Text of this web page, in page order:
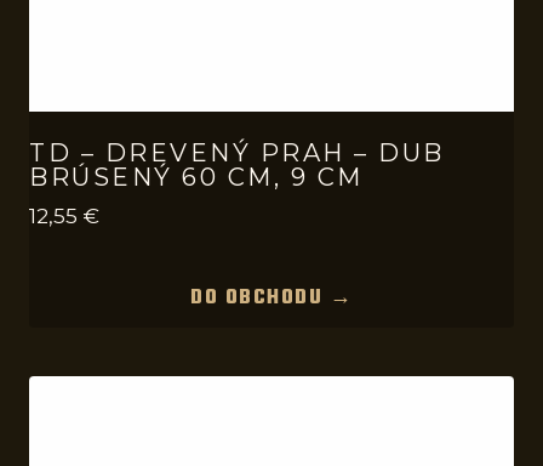
TD – DREVENÝ PRAH – DUB
BRÚSENÝ 60 CM, 9 CM
12,55 €
DO OBCHODU →